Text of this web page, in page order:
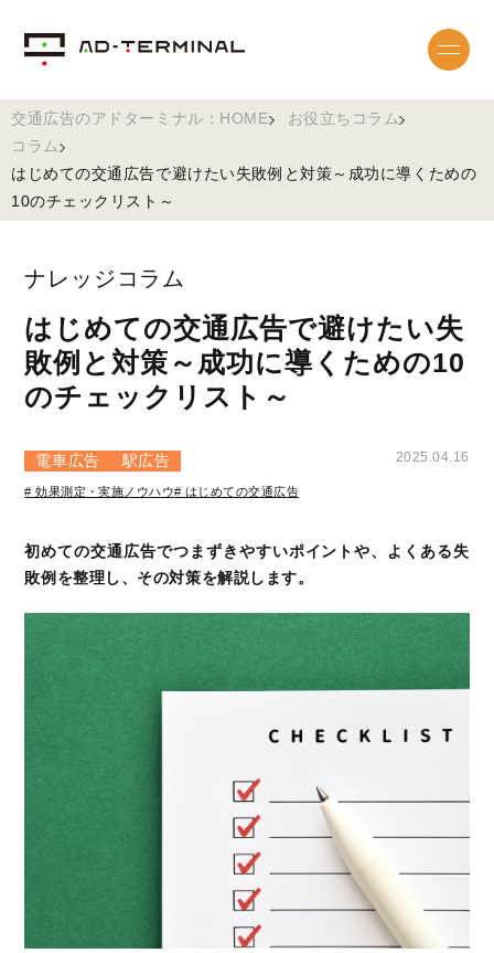
交通広告のアドターミナル：HOME
お役立ちコラム
コラム
はじめての交通広告で避けたい失敗例と対策～成功に導くための
10のチェックリスト～
ナレッジコラム
はじめての交通広告で避けたい失
敗例と対策～成功に導くための10
のチェックリスト～
電車広告 駅広告 2025.04.16
# 効果測定・実施ノウハウ# はじめての交通広告
初めての交通広告でつまずきやすいポイントや、よくある失
敗例を整理し、その対策を解説します。